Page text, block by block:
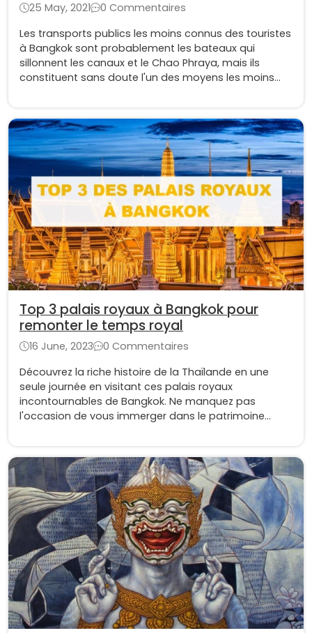
25 May, 2021
0 Commentaires
Les transports publics les moins connus des touristes
à Bangkok sont probablement les bateaux qui
sillonnent les canaux et le Chao Phraya, mais ils
constituent sans doute l'un des moyens les moins
Top 3 palais royaux à Bangkok pour
remonter le temps royal
16 June, 2023
0 Commentaires
Découvrez la riche histoire de la Thaïlande en une
seule journée en visitant ces palais royaux
incontournables de Bangkok. Ne manquez pas
l'occasion de vous immerger dans le patrimoine